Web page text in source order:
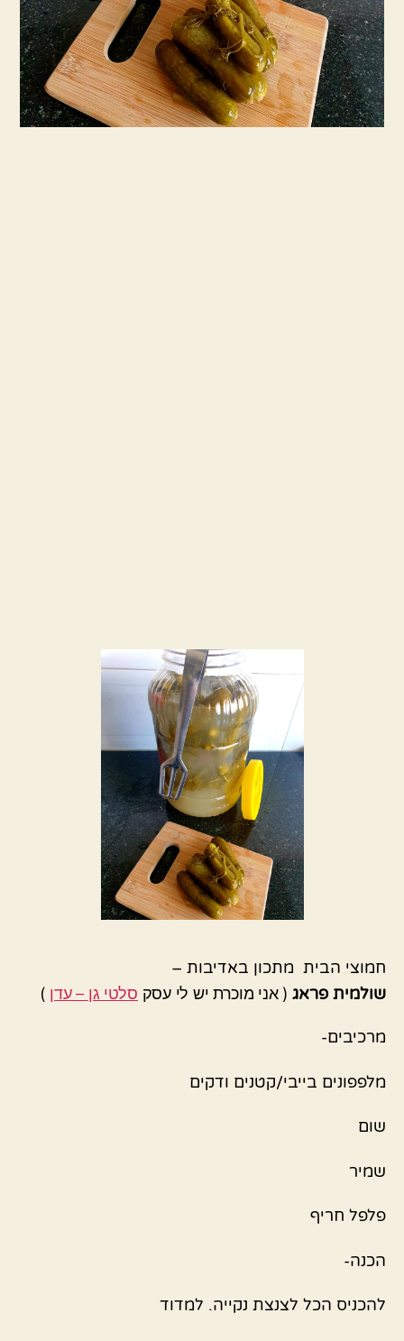
חמוצי הבית מתכון באדיבות –
שולמית פראג ( אני מוכרת יש לי עסק סלטי גן – עדן )
מרכיבים-
מלפפונים בייבי/קטנים ודקים
שום
שמיר
פלפל חריף
הכנה-
להכניס הכל לצנצת נקייה. למדוד